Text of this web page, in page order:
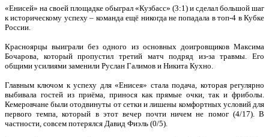
«Енисей» на своей площадке обыграл «Кузбасс» (3:1) и сделал большой шаг
к историческому успеху – команда ещё никогда не попадала в топ-4 в Кубке
России.
Красноярцы выиграли без одного из основных доигровщиков Максима
Бочарова, который пропустил третий матч подряд из-за травмы. Его
общими усилиями заменили Руслан Галимов и Никита Кухно.
Главным ключом к успеху для «Енисея» стала подача, которая регулярно
выбивала гостей из приёма, принося как прямые очки, так и фриболы.
Кемеровчане были отодвинуты от сетки и лишены комфортных условий для
первого темпа, который в этот вечер почти ничем не помог (4/17). В
частности, совсем потерялся Давид Фиэль (0/5).